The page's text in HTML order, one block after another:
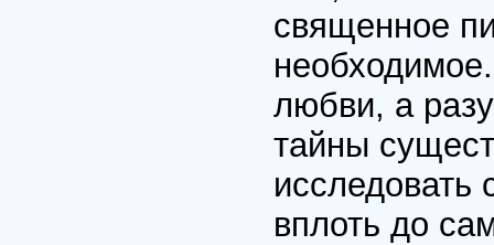
священное
любви, а
тайны
исследовать
вплоть до